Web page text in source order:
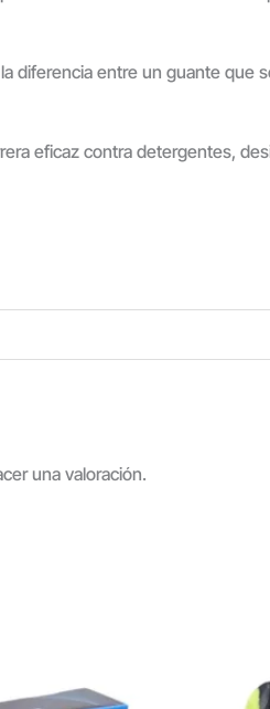
diferencia entre un guante
eficaz contra detergentes,
una valoración.